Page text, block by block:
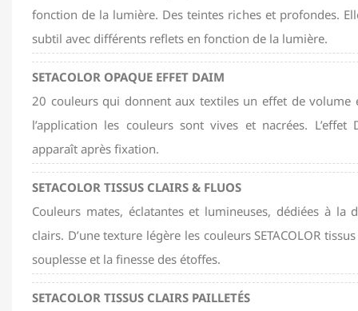
fonction de la lumière. Des teintes riches et profondes.
subtil avec différents reflets en fonction de la lumière.
SETACOLOR OPAQUE EFFET DAIM
20 couleurs qui donnent aux textiles un effet de volume
l’application les couleurs sont vives et nacrées.
apparaît après fixation.
SETACOLOR TISSUS CLAIRS & FLUOS
Couleurs mates, éclatantes et lumineuses, dédiées à la
clairs. D’une texture légère les couleurs SETACOLOR
souplesse et la finesse des étoffes.
SETACOLOR TISSUS CLAIRS PAILLETÉS